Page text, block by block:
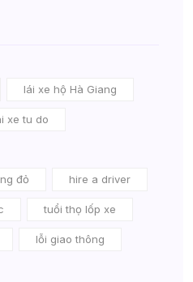
lái xe hộ Hà Giang
xe tu do
đỏ hire a driver
tuổi thọ lốp xe
lỗi giao thông